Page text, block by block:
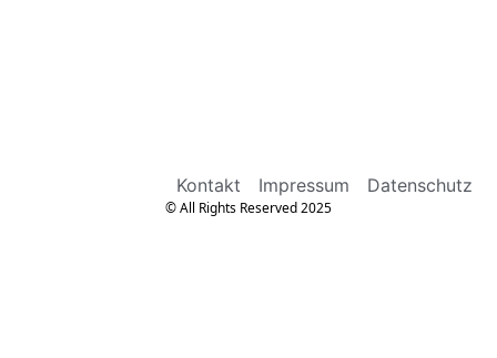
Kontakt Impressum Datenschutz
© All Rights Reserved 2025